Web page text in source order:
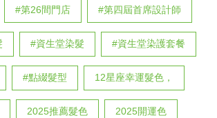
#第26間門店 #第四屆首席設計師
#資生堂染髮 #資生堂染護套餐
#點綴髮型 12星座幸運髮色，
2025推薦髮色 2025開運色